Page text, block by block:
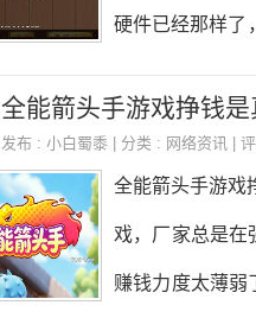
硬件已经那样了
0.3元，每天一
全能箭头手游戏挣钱
发布 : 小白蜀黍 | 分类 : 网络资讯 |
全能箭头手游戏
戏，厂家总是在
赚钱力度太薄弱